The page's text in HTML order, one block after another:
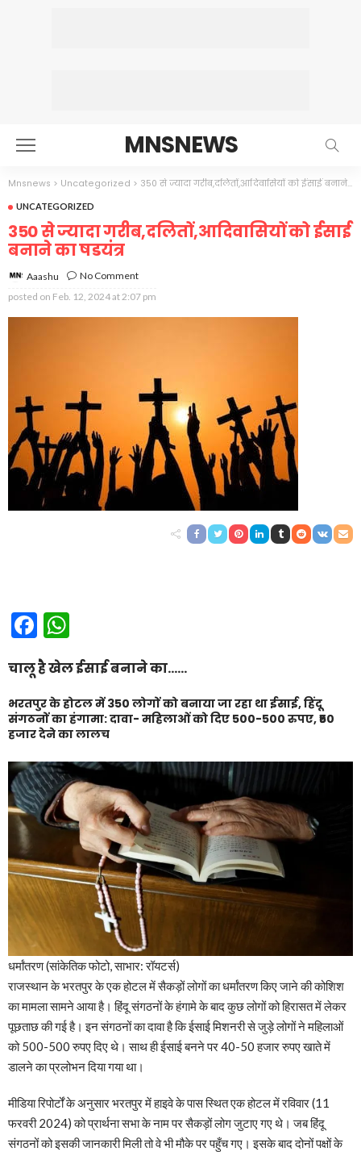
MNSNEWS
Mnsnews > Uncategorized > 350 से ज्यादा गरीब,दलितों,आदिवासियों को ईसाई बनाने का षडयंत्र
UNCATEGORIZED
350 से ज्यादा गरीब,दलितों,आदिवासियों को ईसाई
बनाने का षडयंत्र
Aaashu
No Comment
posted on Feb. 12, 2024 at 2:07 pm
Facebook
चालू है खेल ईसाई बनाने का……
भरतपुर के होटल में 350 लोगों को बनाया जा रहा था ईसाई, हिंदू
संगठनों का हंगामा: दावा- महिलाओं को दिए 500-500 रुपए, ₹50
हजार देने का लालच
धर्मांतरण (सांकेतिक फोटो, साभार: रॉयटर्स)
राजस्थान के भरतपुर के एक होटल में सैकड़ों लोगों का धर्मांतरण किए जाने की कोशिश
का मामला सामने आया है। हिंदू संगठनों के हंगामे के बाद कुछ लोगों को हिरासत में लेकर
पूछताछ की गई है। इन संगठनों का दावा है कि ईसाई मिशनरी से जुड़े लोगों ने महिलाओं
को 500-500 रुपए दिए थे। साथ ही ईसाई बनने पर 40-50 हजार रुपए खाते में
डालने का प्रलोभन दिया गया था।
मीडिया रिपोर्टों के अनुसार भरतपुर में हाइवे के पास स्थित एक होटल में रविवार (11
फरवरी 2024) को प्रार्थना सभा के नाम पर सैकड़ों लोग जुटाए गए थे। जब हिंदू
संगठनों को इसकी जानकारी मिली तो वे भी मौके पर पहुँच गए। इसके बाद दोनों पक्षों के